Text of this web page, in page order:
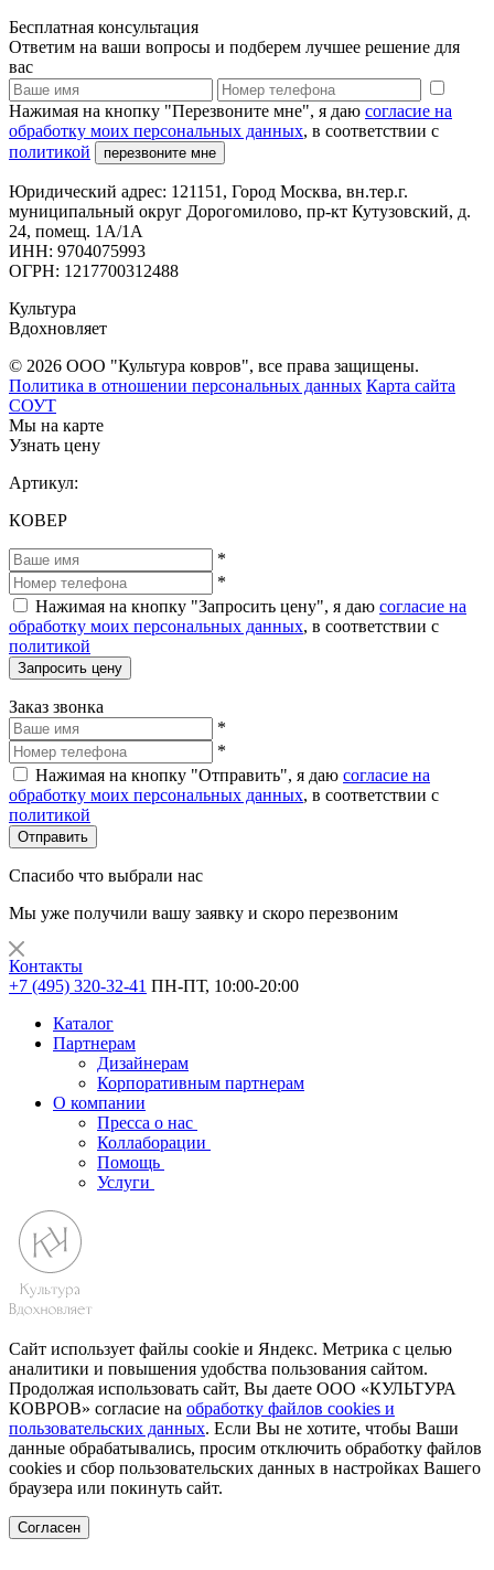
Бесплатная консультация
Ответим на ваши вопросы и подберем лучшее решение для
вас
Нажимая на кнопку "Перезвоните мне", я даю согласие на
обработку моих персональных данных, в соответствии с
политикой
перезвоните мне
Юридический адрес: 121151, Город Москва, вн.тер.г.
муниципальный округ Дорогомилово, пр-кт Кутузовский, д.
24, помещ. 1А/1А
ИНН: 9704075993
ОГРН: 1217700312488
Культура
Вдохновляет
© 2026 ООО "Культура ковров", все права защищены.
Политика в отношении персональных данных Карта сайта
СОУТ
Мы на карте
Узнать цену
Артикул:
КОВЕР
*
*
Нажимая на кнопку "Запросить цену", я даю согласие на
обработку моих персональных данных, в соответствии с
политикой
Запросить цену
Заказ звонка
*
*
Нажимая на кнопку "Отправить", я даю согласие на
обработку моих персональных данных, в соответствии с
политикой
Отправить
Спасибо что выбрали нас
Мы уже получили вашу заявку и скоро перезвоним
Контакты
+7 (495) 320-32-41 ПН-ПТ, 10:00-20:00
Каталог
Партнерам
Дизайнерам
Корпоративным партнерам
О компании
Пресса о нас
Коллаборации
Помощь
Услуги
Сайт использует файлы cookie и Яндекс. Метрика с целью
аналитики и повышения удобства пользования сайтом.
Продолжая использовать сайт, Вы даете ООО «КУЛЬТУРА
КОВРОВ» согласие на обработку файлов cookies и
пользовательских данных. Если Вы не хотите, чтобы Ваши
данные обрабатывались, просим отключить обработку файлов
cookies и сбор пользовательских данных в настройках Вашего
браузера или покинуть сайт.
Согласен